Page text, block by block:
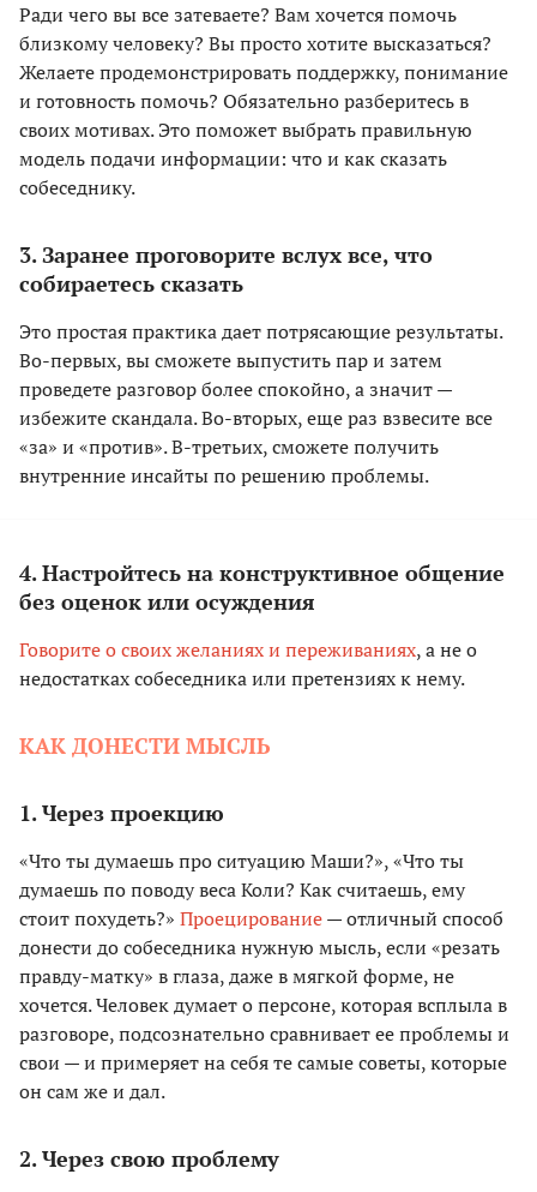
Ради чего вы все затеваете? Вам хочется помочь
близкому человеку? Вы просто хотите высказаться?
Желаете продемонстрировать поддержку, понимание
и готовность помочь? Обязательно разберитесь в
своих мотивах. Это поможет выбрать правильную
модель подачи информации: что и как сказать
собеседнику.
3. Заранее проговорите вслух все, что
собираетесь сказать
Это простая практика дает потрясающие результаты.
Во-первых, вы сможете выпустить пар и затем
проведете разговор более спокойно, а значит —
избежите скандала. Во-вторых, еще раз взвесите все
«за» и «против». В-третьих, сможете получить
внутренние инсайты по решению проблемы.
4. Настройтесь на конструктивное общение
без оценок или осуждения
Говорите о своих желаниях и переживаниях, а не о
недостатках собеседника или претензиях к нему.
КАК ДОНЕСТИ МЫСЛЬ
1. Через проекцию
«Что ты думаешь про ситуацию Маши?», «Что ты
думаешь по поводу веса Коли? Как считаешь, ему
стоит похудеть?» Проецирование— отличный способ
донести до собеседника нужную мысль, если «резать
правду-матку» в глаза, даже в мягкой форме, не
хочется. Человек думает о персоне, которая всплыла в
разговоре, подсознательно сравнивает ее проблемы и
свои — и примеряет на себя те самые советы, которые
он сам же и дал.
2. Через свою проблему